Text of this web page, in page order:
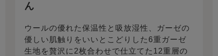
ん
ウールの優れた保温性と吸放湿性、ガーゼの
優しい肌触りをいいとこどりした6重ガーゼ
生地を贅沢に2枚合わせで仕立てた12重層の